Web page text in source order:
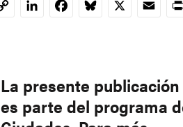
CopyLinkedInFacebookBluesky
X Email
La presente publicación
es parte del programa